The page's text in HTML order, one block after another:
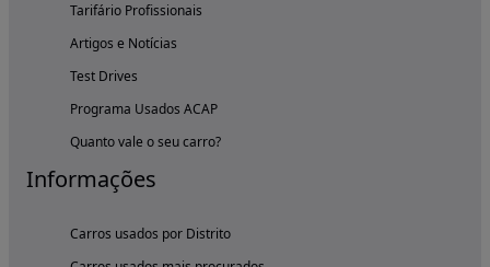
Tarifário Profissionais
Artigos e Notícias
Test Drives
Programa Usados ACAP
Quanto vale o seu carro?
Informações
Carros usados por Distrito